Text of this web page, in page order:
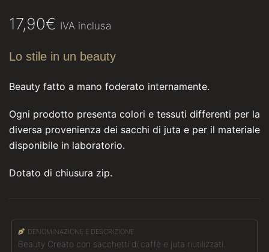
17,90€ IVA inclusa
Lo stile in un beauty
Beauty fatto a mano foderato internamente.
Ogni prodotto presenta colori e tessuti differenti per la
diversa provenienza dei sacchi di juta e per il materiale
disponibile in laboratorio.
Dotato di chiusura zip.
DENOMINAZIONE E DESCRIZIONE
Beauty Creato con sacchetti di caffè e juta riutilizzati.